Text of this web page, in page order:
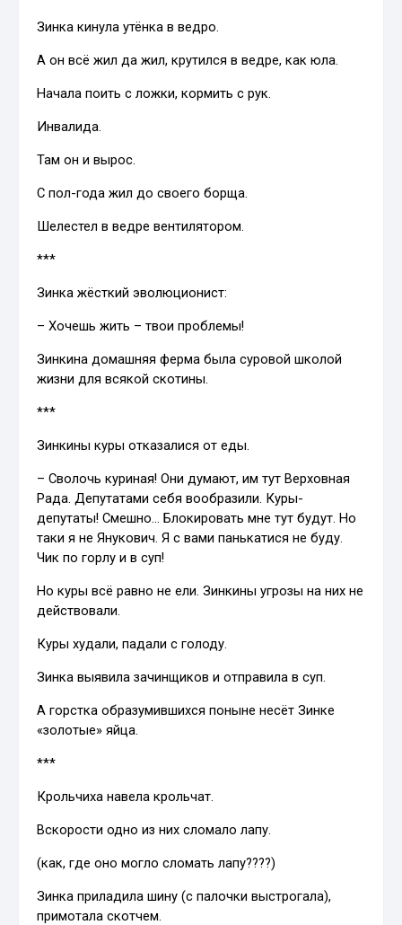
Зинка кинула утёнка в ведро.
А он всё жил да жил, крутился в ведре, как юла.
Начала поить с ложки, кормить с рук.
Инвалида.
Там он и вырос.
С пол-года жил до своего борща.
Шелестел в ведре вентилятором.
***
Зинка жёсткий эволюционист:
– Хочешь жить – твои проблемы!
Зинкина домашняя ферма была суровой школой
жизни для всякой скотины.
***
Зинкины куры отказалися от еды.
– Сволочь куриная! Они думают, им тут Верховная
Рада. Депутатами себя вообразили. Куры-
депутаты! Смешно… Блокировать мне тут будут. Но
таки я не Янукович. Я с вами панькатися не буду.
Чик по горлу и в суп!
Но куры всё равно не ели. Зинкины угрозы на них не
действовали.
Куры худали, падали с голоду.
Зинка выявила зачинщиков и отправила в суп.
А горстка образумившихся поныне несёт Зинке
«золотые» яйца.
***
Крольчиха навела крольчат.
Вскорости одно из них сломало лапу.
(как, где оно могло сломать лапу????)
Зинка приладила шину (с палочки выстрогала),
примотала скотчем.